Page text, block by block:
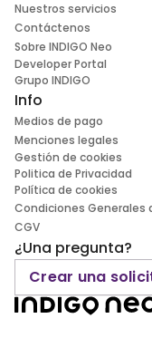
Nuestros servicios
Contáctenos
Sobre INDIGO Neo
Developer Portal
Grupo INDIGO
Info
Medios de pago
Menciones legales
Gestión de cookies
Politica de Privacidad
Política de cookies
Condiciones Generales
CGV
¿Una pregunta?
Crear una